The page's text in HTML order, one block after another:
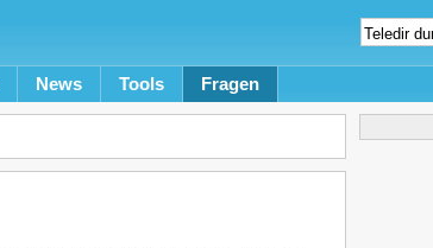
News Tools Fragen